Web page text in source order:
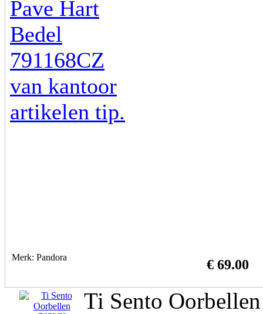
Merk: Pandora € 69.00
Ti Sento